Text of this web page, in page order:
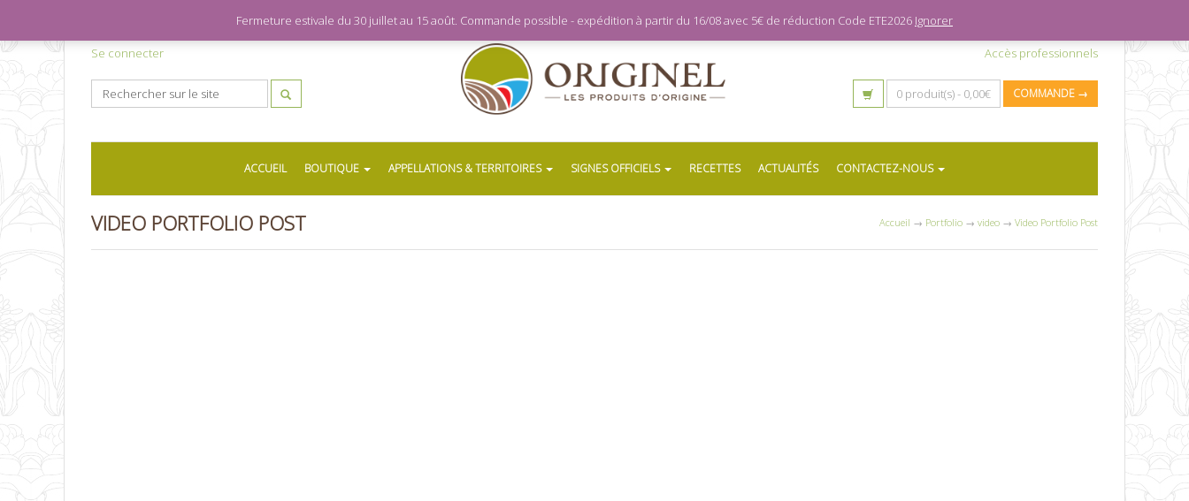
Se connecter Accès professionnels
0 produit(s) - 0,00€ COMMANDE →
ACCUEIL BOUTIQUE APPELLATIONS & TERRITOIRES SIGNES OFFICIELS RECETTES ACTUALITÉS CONTACTEZ-NOUS
VIDEO PORTFOLIO POST Accueil → Portfolio → video → Video Portfolio Post
Fermeture estivale du 30 juillet au 15 août. Commande possible - expédition à partir du 16/08 avec 5€ de réduction Code ETE2026 Ignorer